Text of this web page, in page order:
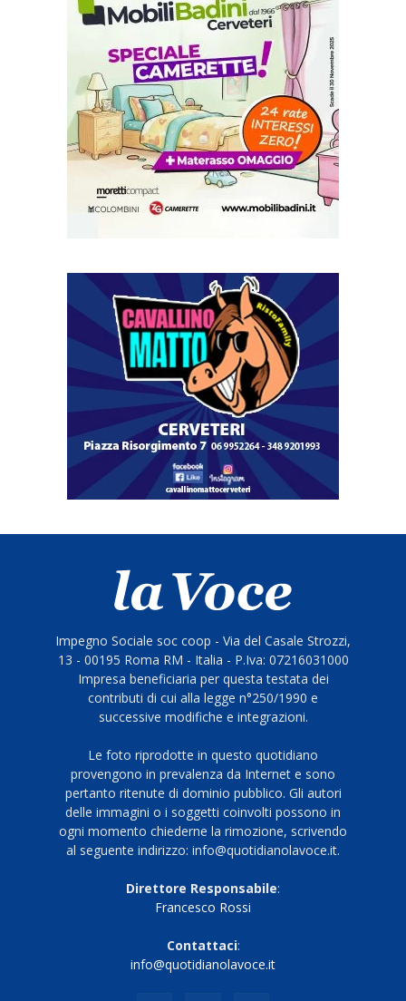
Impegno Sociale soc coop - Via del Casale Strozzi,
13 - 00195 Roma RM - Italia - P.Iva: 07216031000
Impresa beneficiaria per questa testata dei
contributi di cui alla legge n°250/1990 e
successive modifiche e integrazioni.
Le foto riprodotte in questo quotidiano
provengono in prevalenza da Internet e sono
pertanto ritenute di dominio pubblico. Gli autori
delle immagini o i soggetti coinvolti possono in
ogni momento chiederne la rimozione, scrivendo
al seguente indirizzo: info@quotidianolavoce.it.
Direttore Responsabile:
Francesco Rossi
Contattaci:
info@quotidianolavoce.it